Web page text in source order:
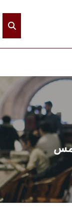
الرئيسيـة
عن الجامعة
القطاعـات
الشئون الأكاديمية
البحث العلمي